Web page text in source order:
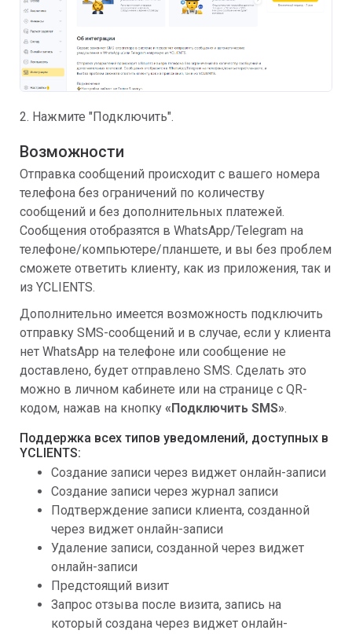
2. Нажмите "Подключить".
Возможности
Отправка сообщений происходит с вашего номера
телефона без ограничений по количеству
сообщений и без дополнительных платежей.
Сообщения отобразятся в WhatsApp/Telegram на
телефоне/компьютере/планшете, и вы без проблем
сможете ответить клиенту, как из приложения, так и
из YCLIENTS.
Дополнительно имеется возможность подключить
отправку SMS-сообщений и в случае, если у клиента
нет WhatsApp на телефоне или сообщение не
доставлено, будет отправлено SMS. Сделать это
можно в личном кабинете или на странице с QR-
кодом, нажав на кнопку «Подключить SMS».
Поддержка всех типов уведомлений, доступных в
YCLIENTS:
Создание записи через виджет онлайн-записи
Создание записи через журнал записи
Подтверждение записи клиента, созданной
через виджет онлайн-записи
Удаление записи, созданной через виджет
онлайн-записи
Предстоящий визит
Запрос отзыва после визита, запись на
который создана через виджет онлайн-